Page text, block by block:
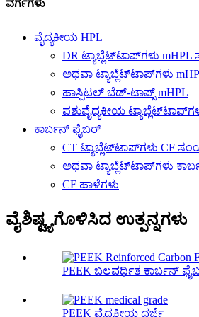
ವರ್ಗಗಳು
ವೈದ್ಯಕೀಯ HPL
DR ಟ್ಯಾಬ್ಲೆಟ್‌ಟಾಪ್‌ಗಳು
ಅಥವಾ ಟ್ಯಾಬ್ಲೆಟ್‌ಟಾಪ್‌ಗಳು
ಹಾಸ್ಪಿಟಲ್ ಬೆಡ್-ಟಾಪ್ಸ್ mHPL
ಪಶುವೈದ್ಯಕೀಯ
ಕಾರ್ಬನ್ ಫೈಬರ್
CT ಟ್ಯಾಬ್ಲೆಟ್‌ಟಾಪ್‌ಗಳು CF
ಅಥವಾ ಟ್ಯಾಬ್ಲೆಟ್‌ಟಾಪ್‌ಗಳು
CF ಹಾಳೆಗಳು
ವೈಶಿಷ್ಟ್ಯಗೊಳಿಸಿದ ಉತ್ಪನ್ನಗಳು
PEEK ಬಲವರ್ಧಿತ ಕಾರ್ಬನ್
PEEK ವೈದ್ಯಕೀಯ ದರ್ಜೆ